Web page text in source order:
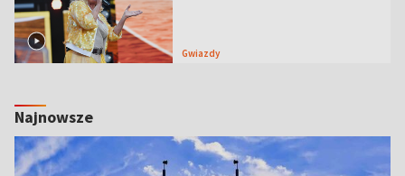
Gwiazdy
Najnowsze